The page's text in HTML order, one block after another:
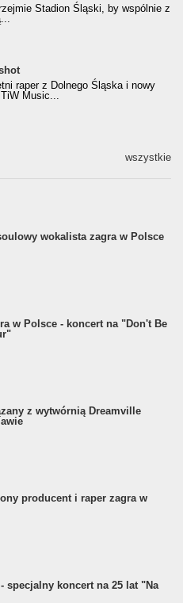
Stadion Śląski, by wspólnie z
raper z Dolnego Śląska i nowy
Music...
wszystkie
wokalista zagra w Polsce
w Polsce - koncert na "Don't Be
z wytwórnią Dreamville
producent i raper zagra w
specjalny koncert na 25 lat "Na